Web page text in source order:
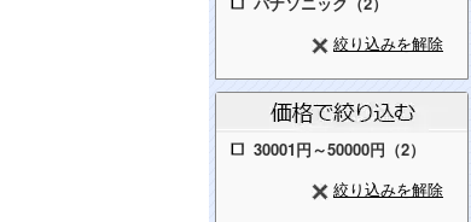
絞り込みを解除
30001円～50000円（2）
絞り込みを解除